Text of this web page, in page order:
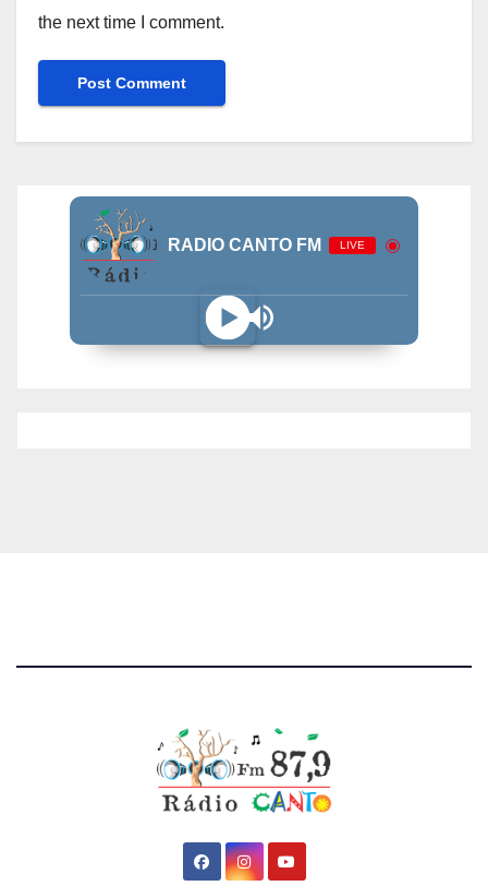
the next time I comment.
RADIO CANTO FM LIVE